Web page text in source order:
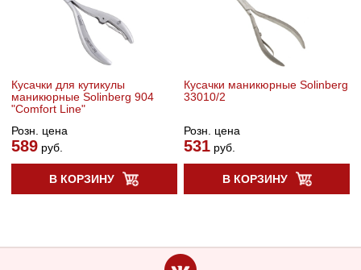
Кусачки для кутикулы
маникюрные Solinberg 904
"Comfort Line"
Розн. цена
589руб.
В КОРЗИНУ
Кусачки маникюрные Solinberg
33010/2
Розн. цена
531 руб.
В КОРЗИНУ